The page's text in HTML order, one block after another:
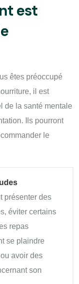
est
êtes préoccupé
il est
de la santé mentale
Ils pourront
le
présenter des
éviter certains
repas
se plaindre
avoir des
son